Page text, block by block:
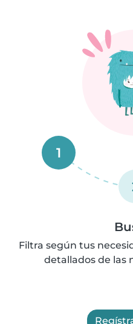
1
Filtra según tus
detallados de las